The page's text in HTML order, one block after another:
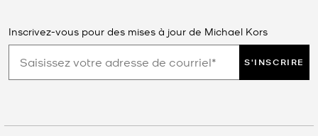
Inscrivez-vous pour des mises à jour de Michael Kors
S'INSCRIRE